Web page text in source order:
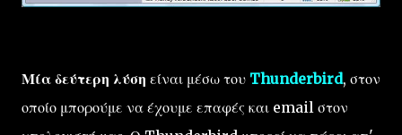
Μία δεύτερη λύση είναι μέσω του Thunderbird, στον
οποίο μπορούμε να έχουμε επαφές και email στον